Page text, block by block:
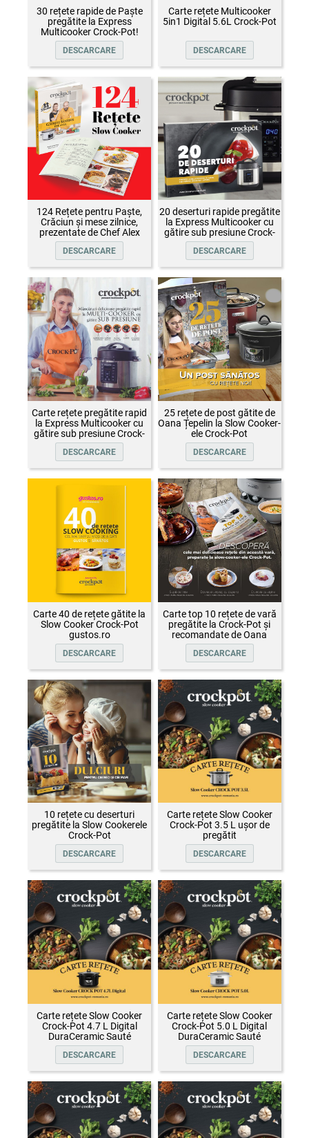
30 rețete rapide de Paște
pregătite la Express
Multicooker Crock-Pot!
DESCARCARE
Carte rețete Multicooker
5in1 Digital 5.6L Crock-Pot
DESCARCARE
124 Rețete pentru Paște,
Crăciun și mese zilnice,
prezentate de Chef Alex
Cîrțu și invitații săi
DESCARCARE
20 deserturi rapide pregătite
la Express Multicooker cu
gătire sub presiune Crock-
Pot
DESCARCARE
Carte rețete pregătite rapid
la Express Multicooker cu
gătire sub presiune Crock-
Pot
DESCARCARE
25 rețete de post gătite de
Oana Țepelin la Slow Cooker-
ele Crock-Pot
DESCARCARE
Carte 40 de rețete gătite la
Slow Cooker Crock-Pot
gustos.ro
DESCARCARE
Carte top 10 rețete de vară
pregătite la Crock-Pot și
recomandate de Oana
Țepelin
DESCARCARE
10 rețete cu deserturi
pregătite la Slow Cookerele
Crock-Pot
DESCARCARE
Carte rețete Slow Cooker
Crock-Pot 3.5 L ușor de
pregătit
DESCARCARE
Carte rețete Slow Cooker
Crock-Pot 4.7 L Digital
DuraCeramic Sauté
DESCARCARE
Carte rețete Slow Cooker
Crock-Pot 5.0 L Digital
DuraCeramic Sauté
DESCARCARE